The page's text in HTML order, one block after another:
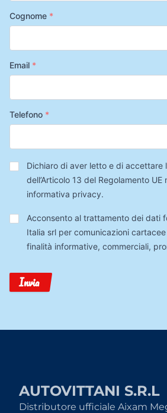
Cognome *
Email *
Telefono *
Privacy*
Dichiaro di aver letto e di accettare
dell’Articolo 13 del Regolamento UE
informativa privacy.
Trattamento
Dati
Acconsento al trattamento dei dati
Italia srl per comunicazioni
finalità informative, commerciali,
Invia
AUTOVITTANI S.R.L
Distributore ufficiale Aixam